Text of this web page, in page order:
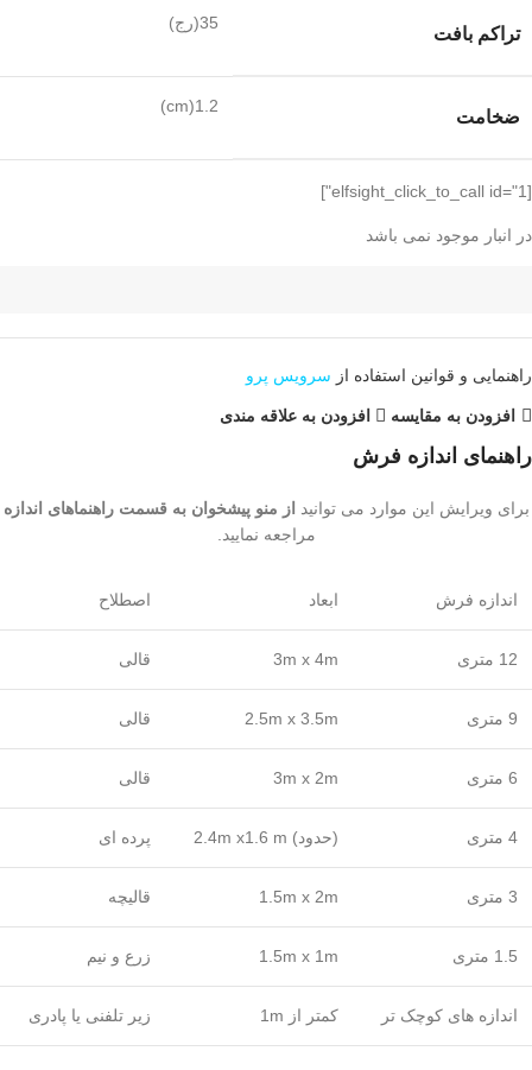
تراکم بافت
35(رج)
ضخامت
1.2(cm)
[elfsight_click_to_call id="1"]
در انبار موجود نمی باشد
راهنمایی و قوانین استفاده از سرویس پرو
افزودن به مقایسه افزودن به علاقه مندی
راهنمای اندازه فرش
برای ویرایش این موارد می توانید از منو پیشخوان به قسمت راهنماهای اندازه
مراجعه نمایید.
اندازه فرش ابعاد اصطلاح
12 متری 3m x 4m قالی
9 متری 2.5m x 3.5m قالی
6 متری 3m x 2m قالی
4 متری (حدود) 2.4m x1.6 m پرده ای
3 متری 1.5m x 2m قالیچه
1.5 متری 1.5m x 1m زرع و نیم
اندازه های کوچک تر کمتر از 1m زیر تلفنی یا پادری